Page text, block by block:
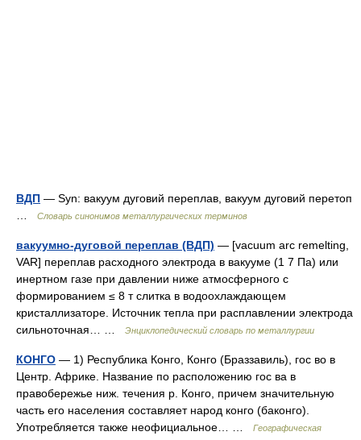
ВДП — Syn: вакуум дуговий переплав, вакуум дуговий перетоп
Словарь синонимов металлургических терминов
вакуумно-дуговой переплав (ВДП) — [vacuum arc remelting,
VAR] переплав расходного электрода в вакууме (1 7 Па) или
инертном газе при давлении ниже атмосферного с
формированием ≤ 8 т слитка в водоохлаждающем
кристаллизаторе. Источник тепла при расплавлении электрода
сильноточная… …
Энциклопедический словарь по металлургии
КОНГО — 1) Республика Конго, Конго (Браззавиль), гос во в
Центр. Африке. Название по расположению гос ва в
правобережье ниж. течения р. Конго, причем значительную
часть его населения составляет народ конго (баконго).
Употребляется также неофициальное… …
Географическая